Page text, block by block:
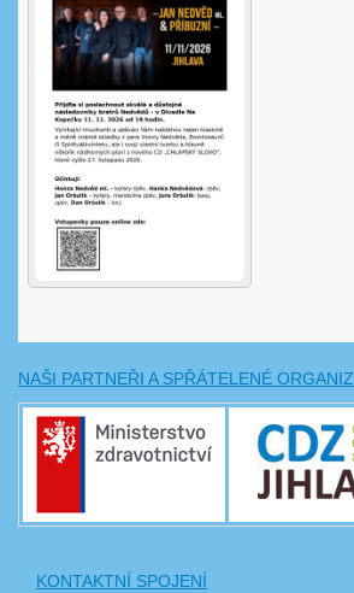
NAŠI PARTNEŘI A SPŘÁTELENÉ
KONTAKTNÍ SPOJENÍ